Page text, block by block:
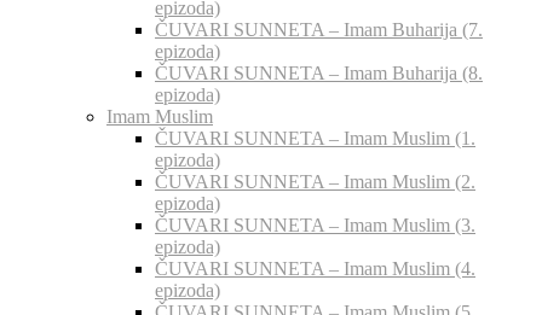
epizoda)
ČUVARI SUNNETA – Imam Buharija (7.
epizoda)
ČUVARI SUNNETA – Imam Buharija (8.
epizoda)
Imam Muslim
ČUVARI SUNNETA – Imam Muslim (1.
epizoda)
ČUVARI SUNNETA – Imam Muslim (2.
epizoda)
ČUVARI SUNNETA – Imam Muslim (3.
epizoda)
ČUVARI SUNNETA – Imam Muslim (4.
epizoda)